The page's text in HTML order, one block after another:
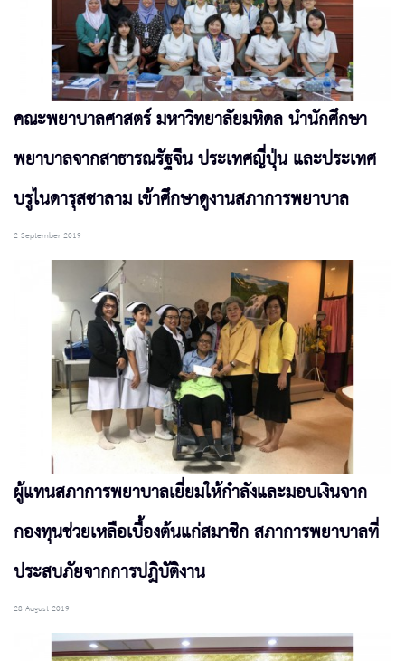
คณะพยาบาลศาสตร์ มหาวิทยาลัยมหิดล นำนักศึกษา
พยาบาลจากสาธารณรัฐจีน ประเทศญี่ปุ่น และประเทศ
บรูไนดารุสซาลาม เข้าศึกษาดูงานสภาการพยาบาล
2 September 2019
ผู้แทนสภาการพยาบาลเยี่ยมให้กำลังและมอบเงินจาก
กองทุนช่วยเหลือเบื้องต้นแก่สมาชิก สภาการพยาบาลที่
ประสบภัยจากการปฏิบัติงาน
28 August 2019